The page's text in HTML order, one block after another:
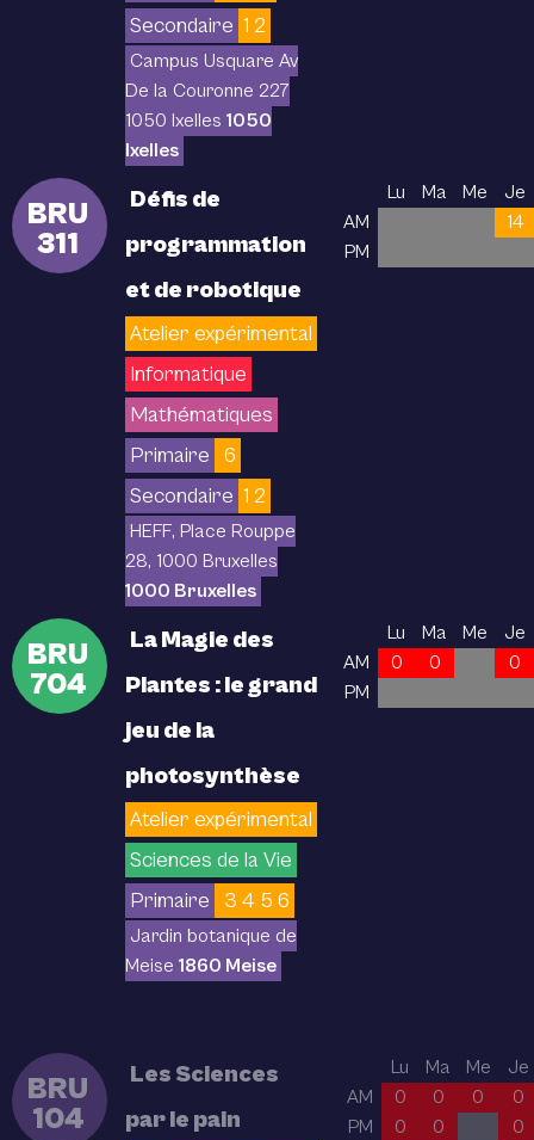
Secondaire 1 2
Campus Usquare Av
De la Couronne 227
1050 Ixelles 1050
Ixelles
BRU
311
Défis de
programmation
et de robotique
Atelier expérimental
Informatique
Mathématiques
Primaire
6
Secondaire 1 2
HEFF, Place Rouppe
28, 1000 Bruxelles
1000 Bruxelles
Lu Ma Me
Je
AM
14
PM
BRU
704
La Magie des
Plantes : le grand
jeu de la
photosynthèse
Atelier expérimental
Sciences de la Vie
Primaire
3 4 5 6
Jardin botanique de
Meise 1860 Meise
Lu Ma Me
Je
AM
0 0
0
PM
BRU
104
Les Sciences
par le pain
Lu Ma Me
Je
AM
0 0 0
0
PM
0 0 0